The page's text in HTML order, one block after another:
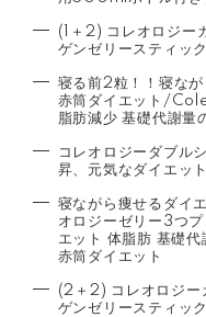
(1＋2) コレオロジー
ゲンゼリースティッ
寝る前2粒！！寝な
赤筒ダイエット/
脂肪減少 基礎代謝量
コレオロジーダブル
昇、元気なダイエッ
寝ながら痩せるダイ
オロジーゼリー3つ
エット 体脂肪 基礎
赤筒ダイエット
(2＋2) コレオロジー
ゲンゼリースティッ